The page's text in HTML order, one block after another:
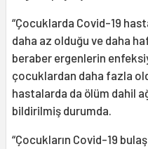
“Çocuklarda Covid-19
daha az olduğu ve daha
beraber ergenlerin
çocuklardan daha fazla
hastalarda da ölüm dahil
bildirilmiş durumda.
“Çocukların Covid-19